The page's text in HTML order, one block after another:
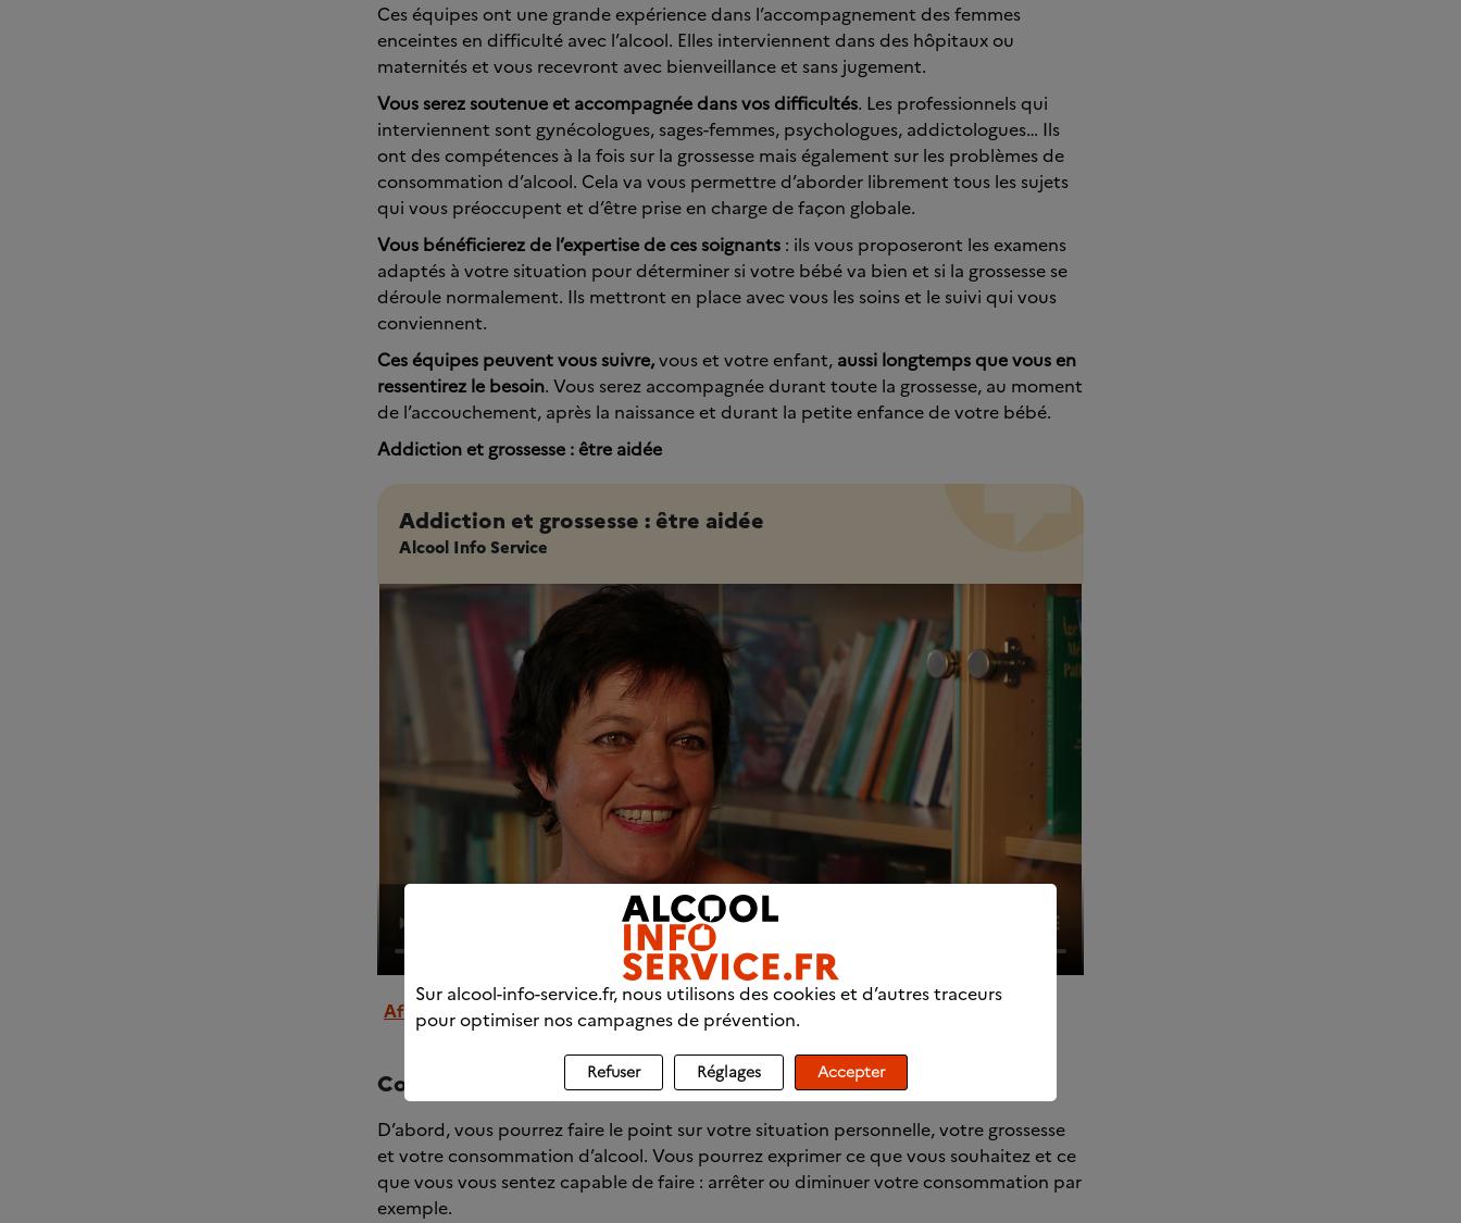
Ces équipes ont une grande expérience dans l’accompagnement des femmes
enceintes en difficulté avec l’alcool. Elles interviennent dans des hôpitaux ou
maternités et vous recevront avec bienveillance et sans jugement.
Vous serez soutenue et accompagnée dans vos difficultés. Les professionnels qui
interviennent sont gynécologues, sages-femmes, psychologues, addictologues… Ils
ont des compétences à la fois sur la grossesse mais également sur les problèmes de
consommation d’alcool. Cela va vous permettre d’aborder librement tous les sujets
qui vous préoccupent et d’être prise en charge de façon globale.
Vous bénéficierez de l’expertise de ces soignants : ils vous proposeront les examens
adaptés à votre situation pour déterminer si votre bébé va bien et si la grossesse se
déroule normalement. Ils mettront en place avec vous les soins et le suivi qui vous
conviennent.
Ces équipes peuvent vous suivre,vous et votre enfant, aussi longtemps que vous en
ressentirez le besoin. Vous serez accompagnée durant toute la grossesse, au moment
de l’accouchement, après la naissance et durant la petite enfance de votre bébé.
Addiction et grossesse : être aidée
Addiction et grossesse : être aidée
Alcool Info Service
Afficher la transcription
Comment ça se passe ?
D’abord, vous pourrez faire le point sur votre situation personnelle, votre grossesse
et votre consommation d’alcool. Vous pourrez exprimer ce que vous souhaitez et ce
que vous vous sentez capable de faire : arrêter ou diminuer votre consommation par
exemple.
Sur alcool-info-service.fr, nous utilisons des cookies et d’autres traceurs
pour optimiser nos campagnes de prévention.
Refuser Réglages Accepter